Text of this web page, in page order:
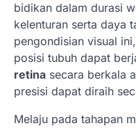
bidikan dalam durasi
kelenturan serta daya
pengondisian visual
posisi tubuh dapat
retina secara berkala
presisi dapat diraih
Melaju pada tahapan